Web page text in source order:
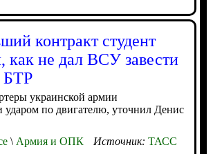
контракт студент
как не дал ВСУ завести
БТР
украинской армии
ударом по двигателю, уточнил Денис
\Армия и ОПК Источник: ТАСС